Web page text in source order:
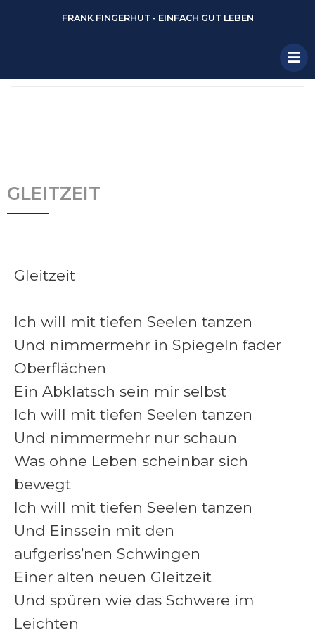
FRANK FINGERHUT - EINFACH GUT LEBEN
GLEITZEIT
Gleitzeit
Ich will mit tiefen Seelen tanzen
Und nimmermehr in Spiegeln fader
Oberflächen
Ein Abklatsch sein mir selbst
Ich will mit tiefen Seelen tanzen
Und nimmermehr nur schaun
Was ohne Leben scheinbar sich
bewegt
Ich will mit tiefen Seelen tanzen
Und Einssein mit den
aufgeriss’nen Schwingen
Einer alten neuen Gleitzeit
Und spüren wie das Schwere im
Leichten